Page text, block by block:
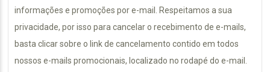
informações e promoções por e-mail. Respeitamos a sua
privacidade, por isso para cancelar o recebimento de e-mails,
basta clicar sobre o link de cancelamento contido em todos
nossos e-mails promocionais, localizado no rodapé do e-mail.